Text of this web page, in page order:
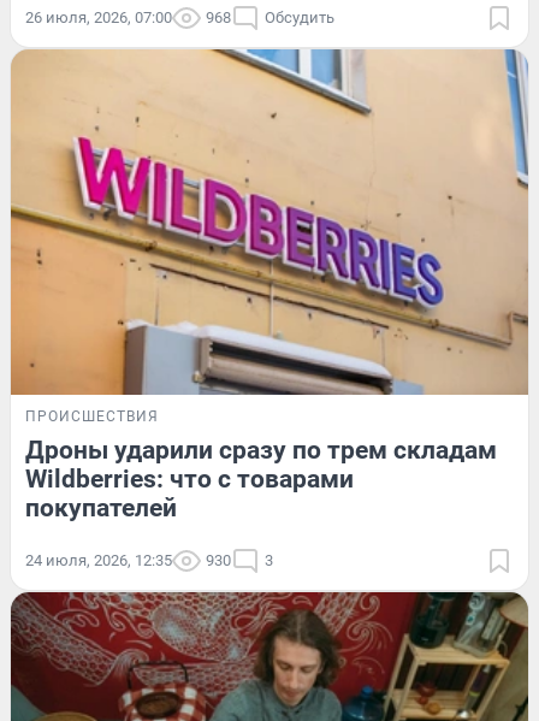
26 июля, 2026, 07:00 968 Обсудить
ПРОИСШЕСТВИЯ
Дроны ударили сразу по трем складам
Wildberries: что с товарами
покупателей
24 июля, 2026, 12:35 930 3